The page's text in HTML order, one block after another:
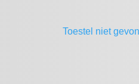
Toestel niet